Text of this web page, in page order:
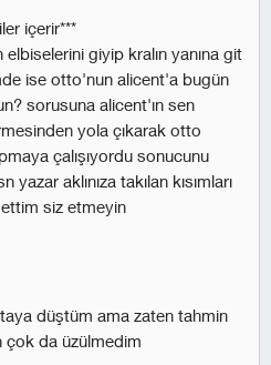
içerir***
giyip kralın yanına git
ise otto'nun alicent'a bugün
sorusuna alicent'ın sen
yola çıkarak otto
çalışıyordu sonucunu
yazar aklınıza takılan kısımları
ettim siz etmeyin
düştüm ama zaten tahmin
da üzülmedim